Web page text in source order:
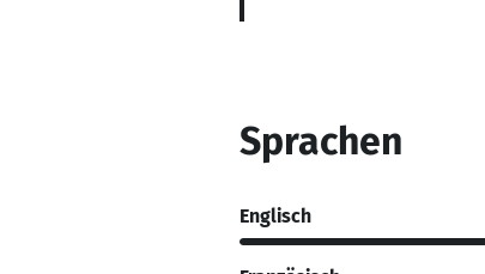
Sprachen
Englisch